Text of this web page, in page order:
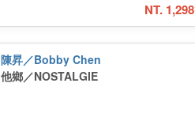
NT. 1,298
陳昇／Bobby Chen
他鄉／NOSTALGIE